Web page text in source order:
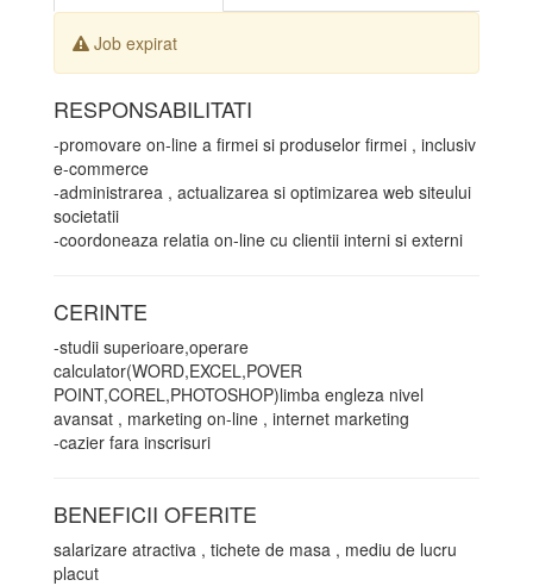
Job expirat
RESPONSABILITATI
-promovare on-line a firmei si produselor firmei , inclusiv
e-commerce
-administrarea , actualizarea si optimizarea web siteului
societatii
-coordoneaza relatia on-line cu clientii interni si externi
CERINTE
-studii superioare,operare
calculator(WORD,EXCEL,POVER
POINT,COREL,PHOTOSHOP)limba engleza nivel
avansat , marketing on-line , internet marketing
-cazier fara inscrisuri
BENEFICII OFERITE
salarizare atractiva , tichete de masa , mediu de lucru
placut